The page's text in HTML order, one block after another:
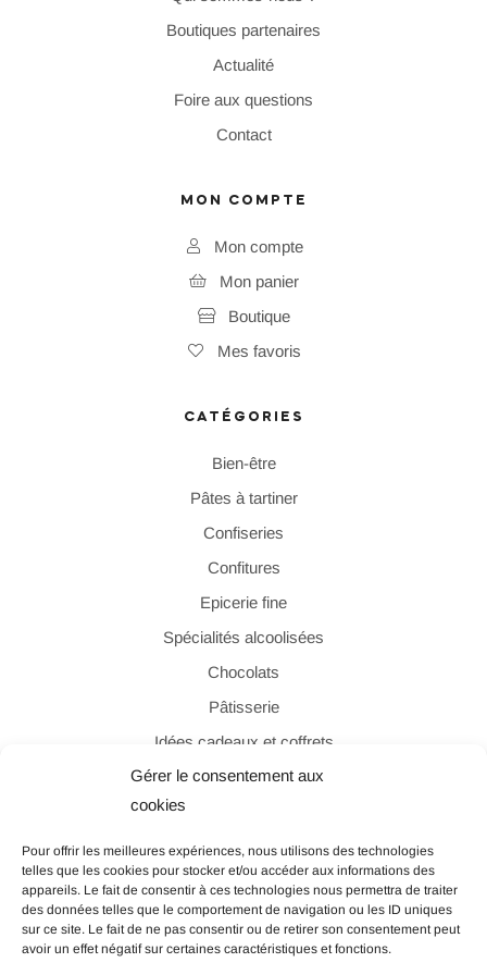
Gérer le consentement aux
cookies
Pour offrir les meilleures expériences, nous utilisons des technologies
telles que les cookies pour stocker et/ou accéder aux informations des
appareils. Le fait de consentir à ces technologies nous permettra de traiter
des données telles que le comportement de navigation ou les ID uniques
sur ce site. Le fait de ne pas consentir ou de retirer son consentement peut
avoir un effet négatif sur certaines caractéristiques et fonctions.
Boutiques partenaires
Actualité
Foire aux questions
Contact
MON COMPTE
Mon compte
Mon panier
Boutique
Mes favoris
CATÉGORIES
Bien-être
Pâtes à tartiner
Confiseries
Confitures
Epicerie fine
Spécialités alcoolisées
Chocolats
Pâtisserie
Idées cadeaux et coffrets
PAIEMENT SÉCURISÉ